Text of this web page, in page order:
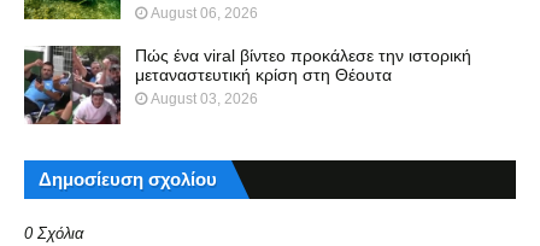
August 06, 2026
Πώς ένα viral βίντεο προκάλεσε την ιστορική
μεταναστευτική κρίση στη Θέουτα
August 03, 2026
Δημοσίευση σχολίου
0 Σχόλια